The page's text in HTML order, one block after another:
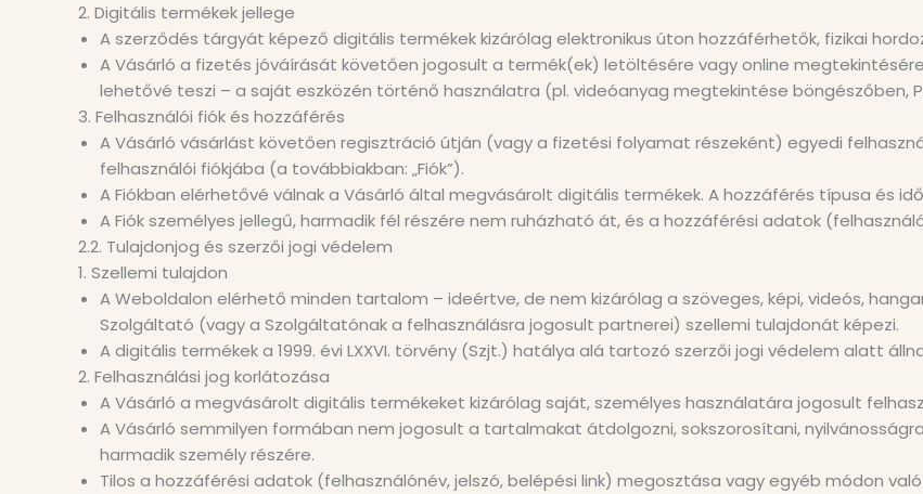
2. Digitális termékek jellege
A szerződés tárgyát képező digitális termékek kizárólag elektronikus úton hozzáférhetők, fizikai
A Vásárló a fizetés jóváírását követően jogosult a termék(ek) letöltésére vagy online
lehetővé teszi – a saját eszközén történő használatra (pl. videóanyag megtekintése böngészőben,
3. Felhasználói fiók és hozzáférés
A Vásárló vásárlást követően regisztráció útján (vagy a fizetési folyamat részeként) egyedi
felhasználói fiókjába (a továbbiakban: „Fiók”).
A Fiókban elérhetővé válnak a Vásárló által megvásárolt digitális termékek. A hozzáférés típusa és
A Fiók személyes jellegű, harmadik fél részére nem ruházható át, és a hozzáférési adatok
2.2. Tulajdonjog és szerzői jogi védelem
1. Szellemi tulajdon
A Weboldalon elérhető minden tartalom – ideértve, de nem kizárólag a szöveges, képi, videós,
Szolgáltató (vagy a Szolgáltatónak a felhasználásra jogosult partnerei) szellemi tulajdonát képezi.
A digitális termékek a 1999. évi LXXVI. törvény (Szjt.) hatálya alá tartozó szerzői jogi védelem alatt
2. Felhasználási jog korlátozása
A Vásárló a megvásárolt digitális termékeket kizárólag saját, személyes használatára jogosult
A Vásárló semmilyen formában nem jogosult a tartalmakat átdolgozni, sokszorosítani,
harmadik személy részére.
Tilos a hozzáférési adatok (felhasználónév, jelszó, belépési link) megosztása vagy egyéb módon